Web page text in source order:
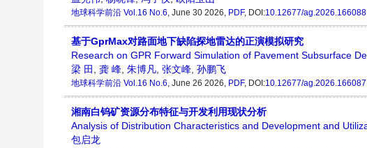
地球科学前沿 Vol.16 No.6, June 30 2026, PDF, DOI:10.12677/ag.2026.166088
基于GprMax对路面地下缺陷探地雷达的正演模拟研究
Research on GPR Forward Simulation of Pavement Subsurface
梁 田 , 龚 峰, 朱博凡, 张文峰, 孙鹏飞
地球科学前沿 Vol.16 No.6, June 26 2026, PDF, DOI:10.12677/ag.2026.166087
湘南白钨矿资源分布特征与开发利用现状分析
Analysis of Distribution Characteristics and Development and
包启龙